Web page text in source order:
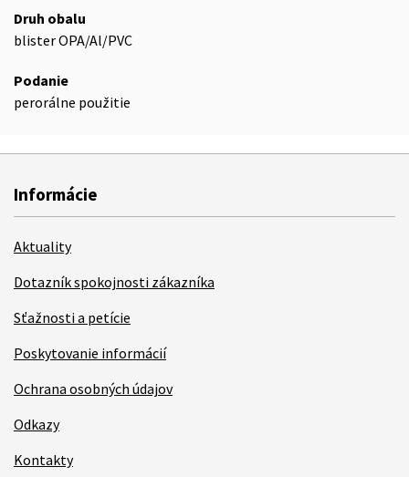
Druh obalu
blister OPA/Al/PVC
Podanie
perorálne použitie
Informácie
Aktuality
Dotazník spokojnosti zákazníka
Sťažnosti a petície
Poskytovanie informácií
Ochrana osobných údajov
Odkazy
Kontakty